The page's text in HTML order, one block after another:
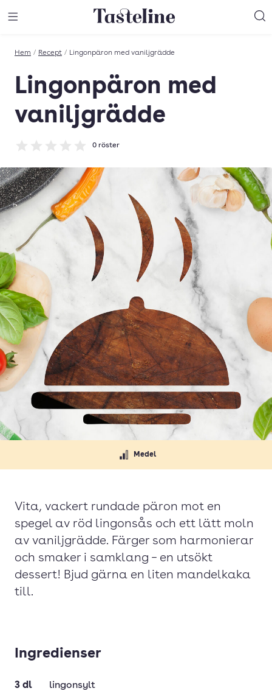
Till Tastelines startsida
Hem / Recept / Lingonpäron med vaniljgrädde
Lingonpäron med
vaniljgrädde
Betyg: 0 av 5
0 röster
Medel
Vita, vackert rundade päron mot en
spegel av röd lingonsås och ett lätt moln
av vaniljgrädde. Färger som harmonierar
och smaker i samklang – en utsökt
dessert! Bjud gärna en liten mandelkaka
till.
Ingredienser
3 dl
lingonsylt